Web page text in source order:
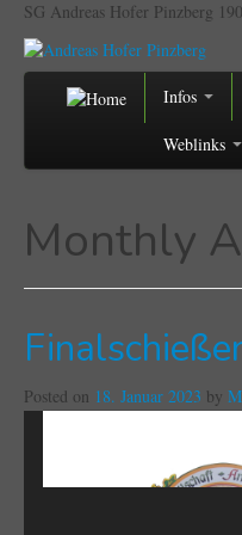
SG Andreas Hofer Pinzberg
Infos
Weblinks
Monthly
Posted on 18. Januar 2023 by